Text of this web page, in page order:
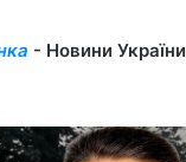
- Новини України